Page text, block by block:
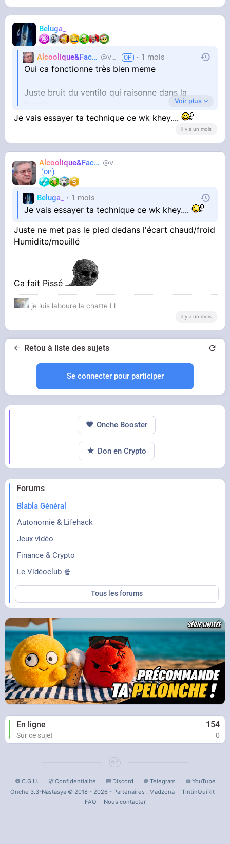
Beluga_
Alcoolique&Facho Vaillant 1 mois
Oui ca fonctionne très bien meme
Juste bruit du ventilo qui raisonne dans la
Bruit de la glace qui craque
Voir plus
Je vais essayer ta technique ce wk khey....
il y a un mois
Alcoolique&Facho Vaillant
Beluga_ 1 mois
Je vais essayer ta technique ce wk khey....
Juste ne met pas le pied dedans l'écart chaud/froid
Humidite/mouillé
Ca fait Pissé
je luis laboure la chatte Ll
il y a un mois
Retou à liste des sujets
Se connecter pour participer
Forums
Blabla Général
Autonomie & Lifehack
Jeux vidéo
Finance & Crypto
Le Vidéoclub 🍿
Tous les forums
En ligne 154
Sur ce sujet 0
Onche Booster
Don en Crypto
C.G.U. Confidentialité Discord Telegram
YouTube
Onche 3.3-Nastasya © 2018 - 2026 - Partenaires : Madzona- TintinQuiRit-
FAQ - Nous contacter